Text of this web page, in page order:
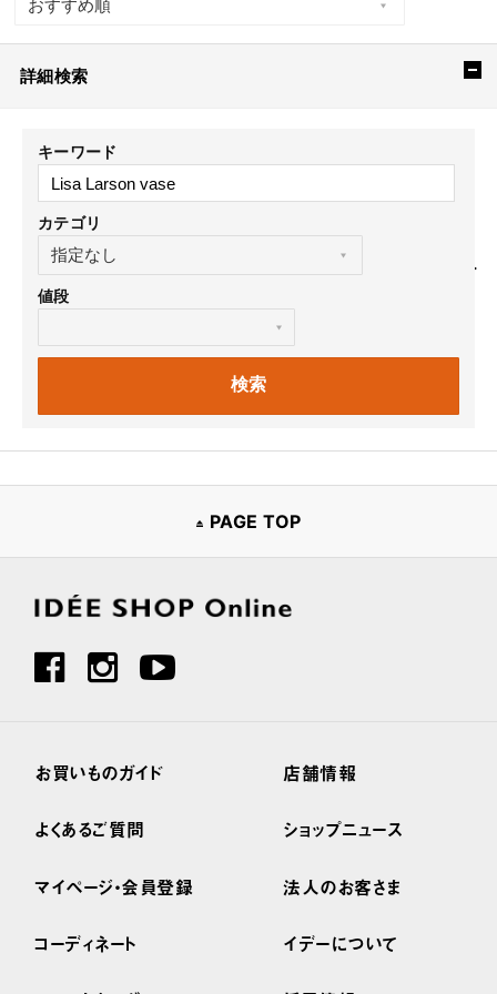
詳細検索
キーワード
カテゴリ
値段
PAGE TOP
お買いものガイド
よくあるご質問
マイページ・会員登録
コーディネート
店舗情報
ショップニュース
法人のお客さま
イデーについて